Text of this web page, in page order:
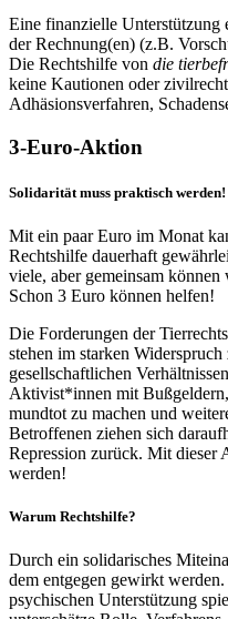
Eine finanzielle
der Rechnung(en) (z.B.
Die Rechtshilfe von die
keine Kautionen oder
Adhäsionsverfahren,
3-Euro-Aktion
Solidarität muss praktisch
Mit ein paar Euro im Monat
Rechtshilfe dauerhaft
viele, aber gemeinsam
Schon 3 Euro können helfen!
Die Forderungen der
stehen im starken Widerspruch
gesellschaftlichen
Aktivist*innen mit
mundtot zu machen und
Betroffenen ziehen sich
Repression zurück. Mit dieser
werden!
Warum Rechtshilfe?
Durch ein solidarisches
dem entgegen gewirkt
psychischen Unterstützung